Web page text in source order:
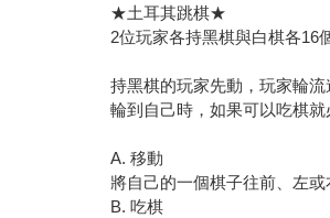
★土耳其跳棋★
2位玩家各持黑棋與白棋各16個
持黑棋的玩家先動，玩家輪流
輪到自己時，如果可以吃棋就
A. 移動
將自己的一個棋子往前、左或
B. 吃棋